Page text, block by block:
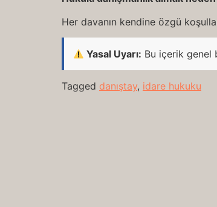
Her davanın kendine özgü
Yasal Uyarı: Bu içerik genel
Tagged danıştay, idare hukuku